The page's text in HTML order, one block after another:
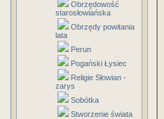
Obrzędowość
starosłowiańska
Obrzędy powitania
lata
Perun
Pogański Łysiec
Religie Słowian -
zarys
Sobótka
Stworzenie świata